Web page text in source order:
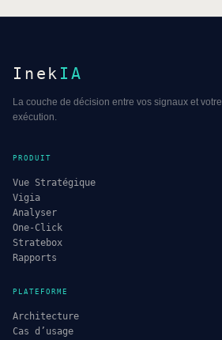
Inek IA
La couche de décision entre vos signaux et votre
exécution.
PRODUIT
Vue Stratégique
Vigia
Analyser
One-Click
Stratebox
Rapports
PLATEFORME
Architecture
Cas d’usage